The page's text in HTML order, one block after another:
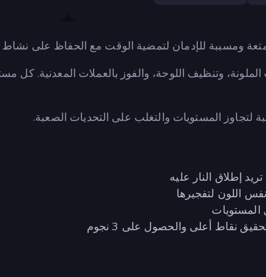
وتنظيف اللوحة، والفوز بالعملات المعدنية. كل
المستويات والتغلب على التحديات الصعبة.
إطلاق النار عليه
المستويات
نقاط أعلى والحصول على 3 نجوم